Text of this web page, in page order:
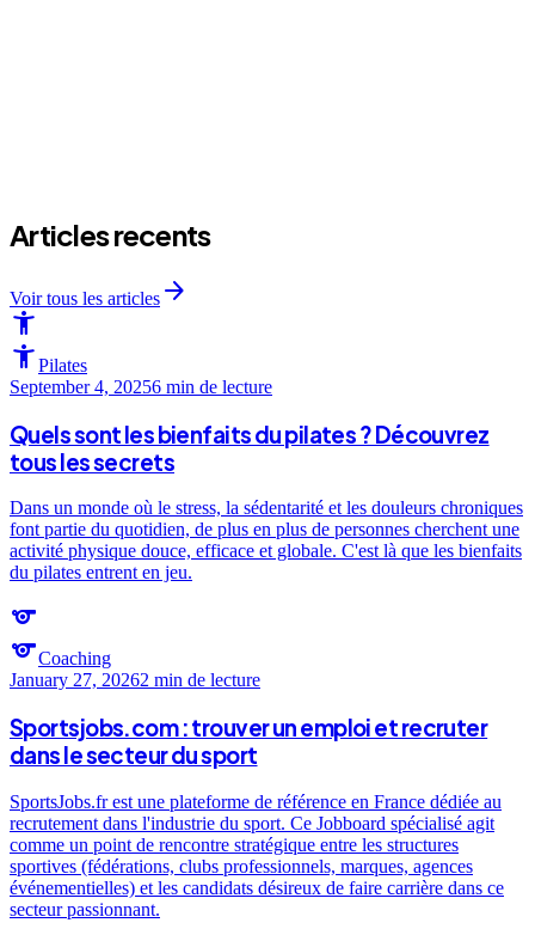
Articles recents
Voir tous les articles arrow_forward
accessibility_new
accessibility_newPilates
September 4, 20256 min de lecture
Quels sont les bienfaits du pilates ? Découvrez
tous les secrets
Dans un monde où le stress, la sédentarité et les douleurs chroniques
font partie du quotidien, de plus en plus de personnes cherchent une
activité physique douce, efficace et globale. C'est là que les bienfaits
du pilates entrent en jeu.
sports
sportsCoaching
January 27, 20262 min de lecture
Sportsjobs.com : trouver un emploi et recruter
dans le secteur du sport
SportsJobs.fr est une plateforme de référence en France dédiée au
recrutement dans l'industrie du sport. Ce Jobboard spécialisé agit
comme un point de rencontre stratégique entre les structures
sportives (fédérations, clubs professionnels, marques, agences
événementielles) et les candidats désireux de faire carrière dans ce
secteur passionnant.